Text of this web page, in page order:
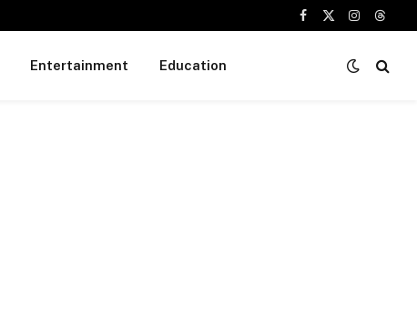
Facebook
X
Instagram
Entertainment Education